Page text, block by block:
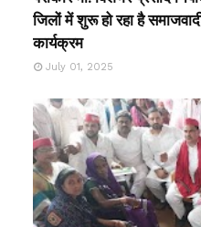
जिलों में शुरू हो रहा है
कार्यक्रम
July 01, 2025